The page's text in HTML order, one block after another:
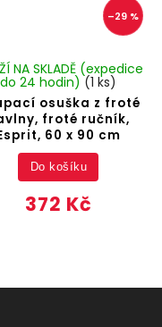
–29 %
osuška z froté
froté ručník,
60 x 90 cm
NA SKLADĚ (expedice
do 24 hodin) (1 ks)
372 Kč
Do košíku